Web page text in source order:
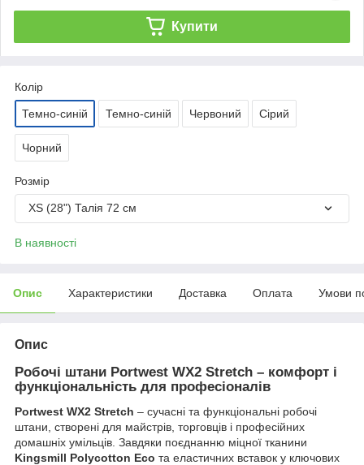
Купити
Колір
Темно-синій Темно-синій Червоний Сірий
Чорний
Розмір
XS (28") Талія 72 см
В наявності
Опис Характеристики Доставка Оплата Умови
Опис
Робочі штани Portwest WX2 Stretch – комфорт і
функціональність для професіоналів
Portwest WX2 Stretch – сучасні та функціональні робочі
штани, створені для майстрів, торговців і професійних
домашніх умільців. Завдяки поєднанню міцної тканини
Kingsmill Polycotton Eco та еластичних вставок у ключових